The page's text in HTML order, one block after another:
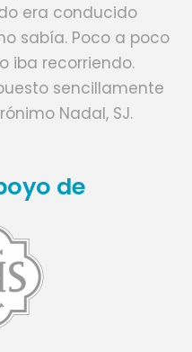
era conducido
sabía. Poco a poco
iba recorriendo.
sencillamente
Nadal, SJ.
de